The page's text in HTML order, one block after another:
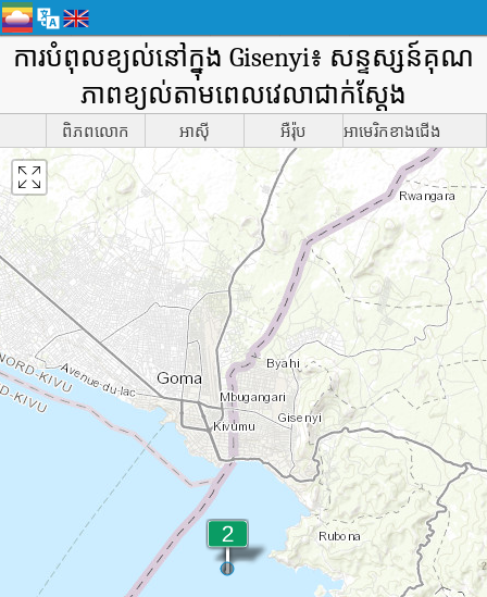
ការបំពុលខ្យល់នៅក្នុង Gisenyi៖ សន្ទស្សន៍គុណ
ភាពខ្យល់តាមពេលវេលាជាក់ស្តែង
ពិភពលោក អាស៊ី អឺរ៉ុប អាមេរិកខាងជើង